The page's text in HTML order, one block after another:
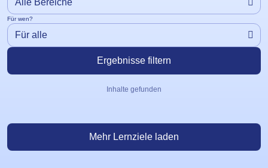
Für wen?
Ergebnisse filtern
Inhalte gefunden
Mehr Lernziele laden